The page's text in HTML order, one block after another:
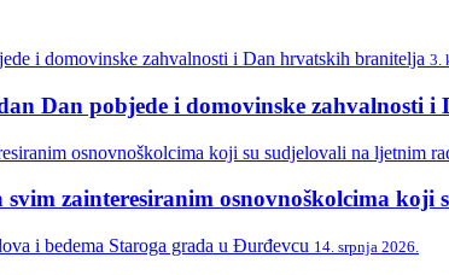
3.
Dan pobjede i domovinske zahvalnosti
zainteresiranim osnovnoškolcima koji
14. srpnja 2026.